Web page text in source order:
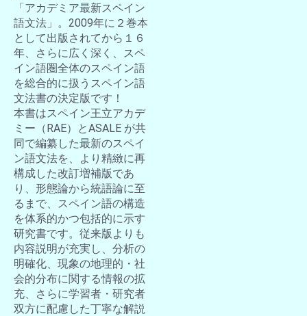
「アカデミア最新スペイン
語文法」。2009年に２巻本
として出版されてから１６
年、さらに広く深く、スペ
イン語圏全体のスペイン語
を総合的に扱うスペイン語
文法書の決定版です！
本書はスペイン王立アカデ
ミー（RAE）とASALE が共
同で編纂した最新のスペイ
ン語文法を、より精緻に再
構成した改訂増補版であ
り、形態論から統語論に至
るまで、スペイン語の構造
を体系的かつ包括的に示す
研究書です。従来版よりも
内容説明が充実し、分析の
明確化、現象の地理的・社
会的分布に関する情報の拡
充、さらに学習者・研究者
双方に配慮した丁寧な解説